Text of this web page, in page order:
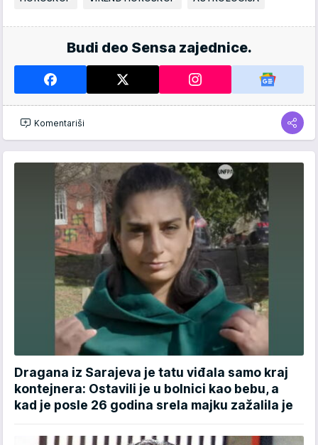
Budi deo Sensa zajednice.
Komentariši
Dragana iz Sarajeva je tatu viđala samo kraj
kontejnera: Ostavili je u bolnici kao bebu, a
kad je posle 26 godina srela majku zažalila je